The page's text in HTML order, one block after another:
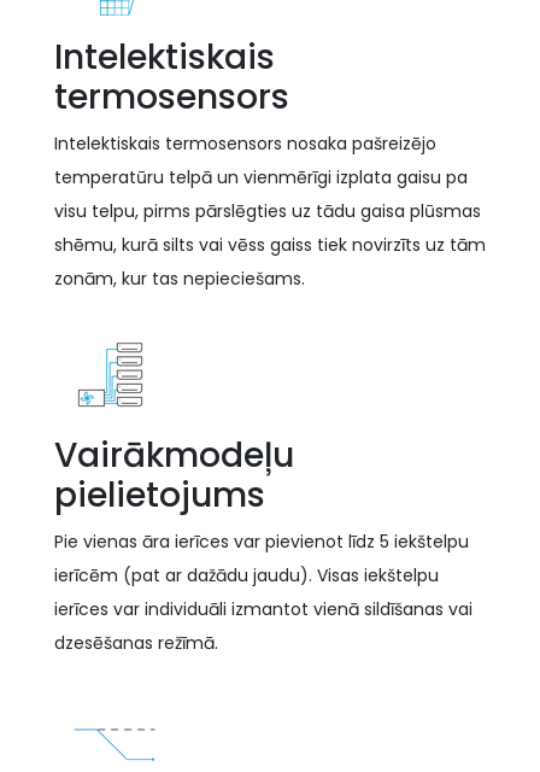
Intelektiskais
termosensors
Intelektiskais termosensors nosaka pašreizējo
temperatūru telpā un vienmērīgi izplata gaisu pa
visu telpu, pirms pārslēgties uz tādu gaisa plūsmas
shēmu, kurā silts vai vēss gaiss tiek novirzīts uz tām
zonām, kur tas nepieciešams.
Vairākmodeļu
pielietojums
Pie vienas āra ierīces var pievienot līdz 5 iekštelpu
ierīcēm (pat ar dažādu jaudu). Visas iekštelpu
ierīces var individuāli izmantot vienā sildīšanas vai
dzesēšanas režīmā.